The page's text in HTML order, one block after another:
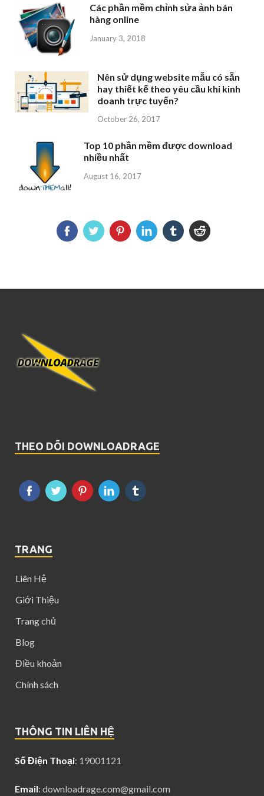
Các phần mềm chỉnh sửa ảnh bán
hàng online
January 3, 2018
Nên sử dụng website mẫu có sẵn
hay thiết kế theo yêu cầu khi kinh
doanh trực tuyến?
October 26, 2017
Top 10 phần mềm được download
nhiều nhất
August 16, 2017
THEO DÕI DOWNLOADRAGE
TRANG
Liên Hệ
Giới Thiệu
Trang chủ
Blog
Điều khoản
Chính sách
THÔNG TIN LIÊN HỆ
Số Điện Thoại: 19001121
Email: downloadrage.com@gmail.com